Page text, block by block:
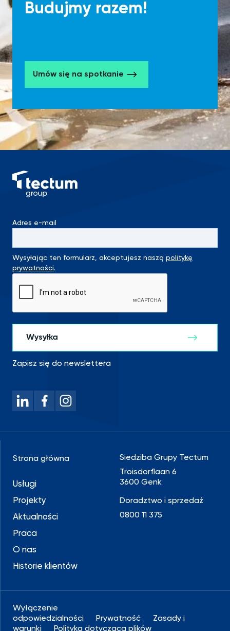
Budujmy razem!
Umów się na spotkanie
Adres e-mail
Wysyłając ten formularz, akceptujesz naszą politykę
prywatności.
Zapisz się do newslettera
Strona główna
Usługi
Projekty
Aktualności
Praca
O nas
Historie klientów
Siedziba Grupy Tectum
Troisdorflaan 6
3600 Genk
Doradztwo i sprzedaż
0800 11 375
Wyłączenie
odpowiedzialności
Prywatność
Zasady i
warunki
Polityka dotycząca plików